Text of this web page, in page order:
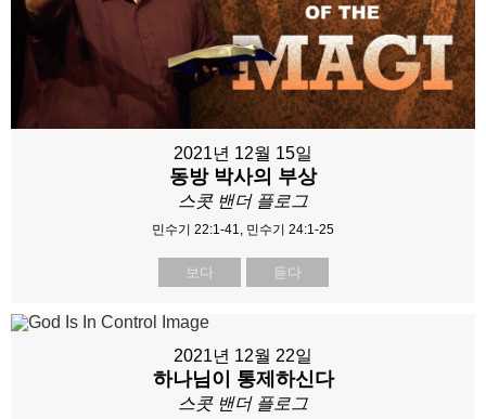
2021년 12월 15일
동방 박사의 부상
스콧 밴더 플로그
민수기 22:1-41, 민수기 24:1-25
보다 듣다
2021년 12월 22일
하나님이 통제하신다
스콧 밴더 플로그